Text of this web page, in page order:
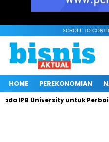
SCROLL TO
HOME PEREKONOMIAN
IPB University untuk